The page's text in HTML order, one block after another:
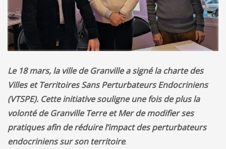
Le 18 mars, la ville de Granville a signé la charte des
Villes et Territoires Sans Perturbateurs Endocriniens
(VTSPE). Cette initiative souligne une fois de plus la
volonté de Granville Terre et Mer de modifier ses
pratiques afin de réduire l’impact des perturbateurs
endocriniens sur son territoire.